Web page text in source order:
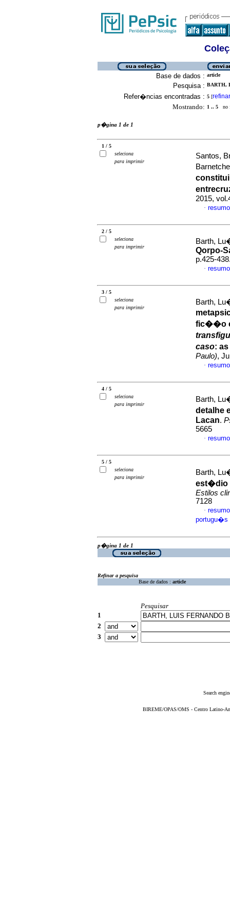
Base de dados : article
Pesquisa : BARTH,
Refer�ncias encontradas : 5 [refinar
Mostrando: 1 .. 5 no
p�gina 1 de 1
1 / 5
seleciona
para imprimir
Santos,
2015,
·
2 / 5
seleciona
para imprimir
Barth,
Qorpo-
p.425-
·
3 / 5
seleciona
para imprimir
Barth,
fic��o
caso:
Paulo),
·
4 / 5
seleciona
para imprimir
Barth,
detalhe
Lacan.
5665
·
5 / 5
seleciona
para imprimir
Barth,
est�dio
Estilos
7128
·
portugu�s
p�gina 1 de 1
Refinar a pesquisa
Base de dados : article
Pesquisar
1
2
3
Search
BIREME/OPAS/OMS - Centro Latino-